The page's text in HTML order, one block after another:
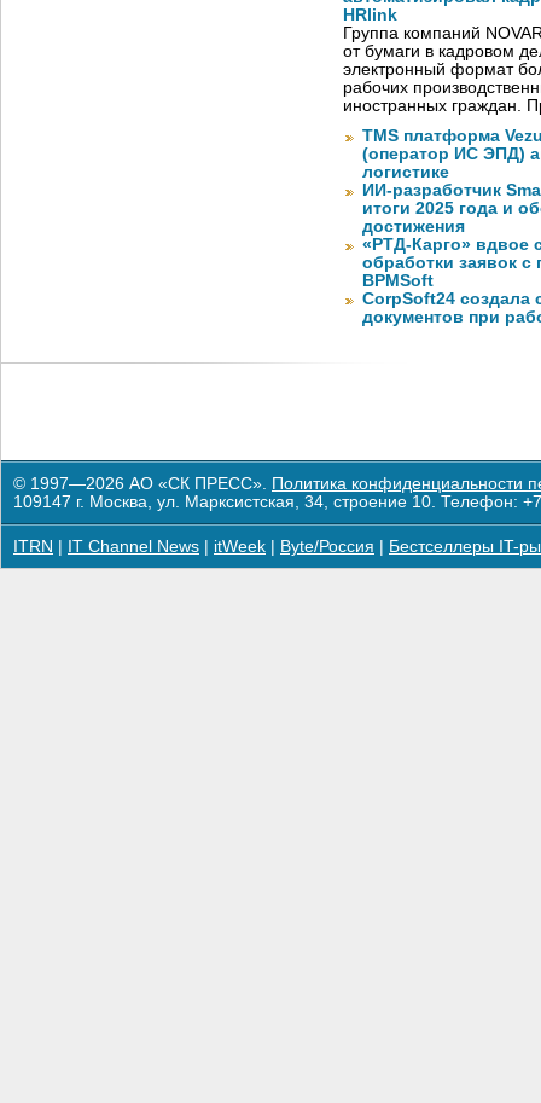
HRlink
Группа компаний
от бумаги в кадровом
электронный формат
рабочих
иностранных граждан.
TMS платформа
(оператор ИС ЭПД)
логистике
ИИ-разработчик
итоги 2025 года и
достижения
«РТД-Карго» вдвое
обработки заявок
BPMSoft
CorpSoft24 создала
документов при
© 1997—2026 АО «СК ПРЕСС». Политика конфиденциальности
109147 г. Москва, ул. Марксистская, 34, строение 10. Телефон:
ITRN IT Channel News itWeek Byte/Россия Бестселлеры IT-